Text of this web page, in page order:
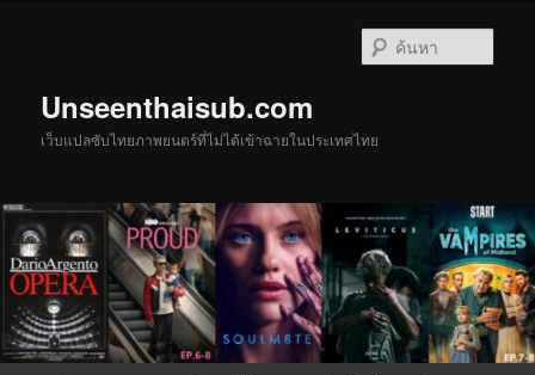
Unseenthaisub.com
เว็บแปลซับไทยภาพยนตร์ที่ไม่ได้เข้าฉายในประเทศไทย